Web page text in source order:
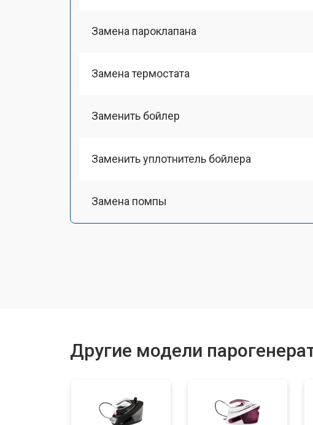
Замена пароклапана
Замена термостата
Заменить бойлер
Заменить уплотнитель бойлера
Замена помпы
Очистка подошвы утюга
Другие модели